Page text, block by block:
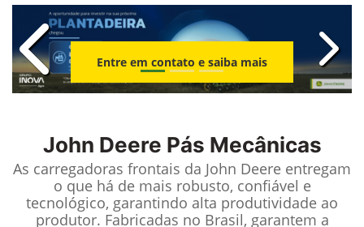
Entre em contato e saiba mais
templates.template-
John Deere Pás Mecânicas
As carregadoras frontais da John Deere entregam
o que há de mais robusto, confiável e
tecnológico, garantindo alta produtividade ao
produtor. Fabricadas no Brasil, garantem a